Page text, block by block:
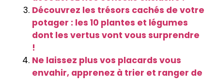
Découvrez les trésors cachés de votre
potager : les 10 plantes et légumes
dont les vertus vont vous surprendre
!
Ne laissez plus vos placards vous
envahir, apprenez à trier et ranger de